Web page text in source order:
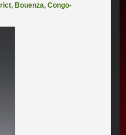
,Bouenza,Congo-